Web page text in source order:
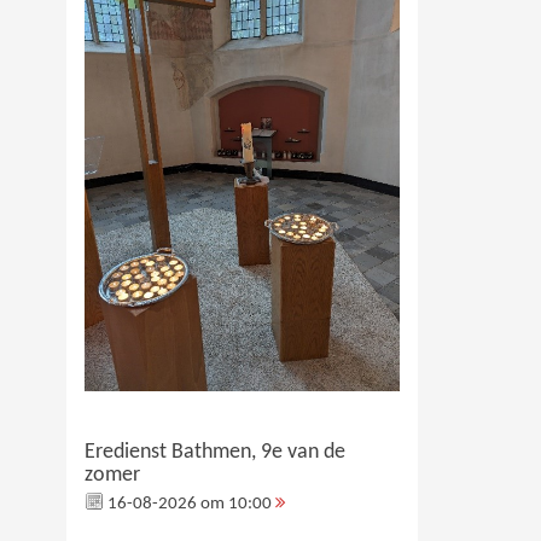
Eredienst Bathmen, 9e van de
zomer
16-08-2026 om 10:00